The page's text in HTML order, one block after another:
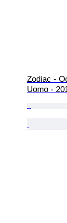
Zodiac -
Uomo -